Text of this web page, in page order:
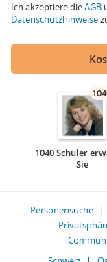
Ich akzeptiere dieAGB
Datenschutzhinweise
1040 Schüler
Sie
Personensuche